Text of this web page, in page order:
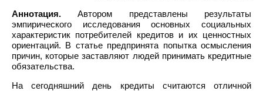
Аннотация. Автором представлены результаты
эмпирического исследования основных социальных
характеристик потребителей кредитов и их ценностных
ориентаций. В статье предпринята попытка осмысления
причин, которые заставляют людей принимать кредитные
обязательства.
На сегодняшний день кредиты считаются отличной